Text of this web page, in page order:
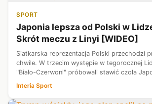
SPORT
Japonia lepsza od Polski w
Skrót meczu z Linyi [WIDEO]
Siatkarska reprezentacja Polski przechodzi
chwile. W trzecim występie w tegorocznej
"Biało-Czerwoni" próbowali stawić czoła
stanęła na wysokości ...
Interia Sport